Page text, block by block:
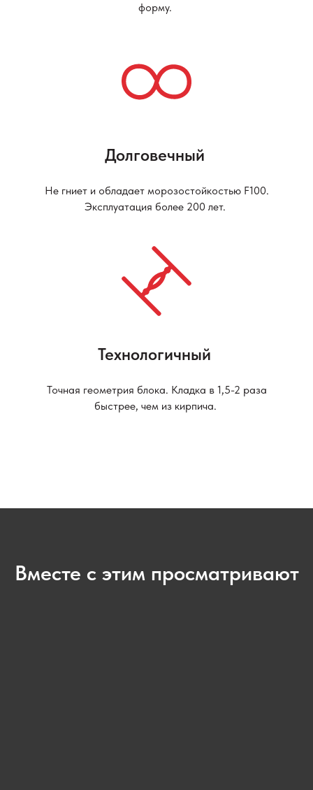
форму.
Долговечный
Не гниет и обладает морозостойкостью F100.
Эксплуатация более 200 лет.
Технологичный
Точная геометрия блока. Кладка в 1,5-2 раза
быстрее, чем из кирпича.
Вместе с этим просматривают